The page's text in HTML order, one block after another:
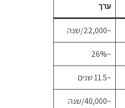
ערך
~22,000/שנה
~26%
~11.5 שנים
~40,000/שנה